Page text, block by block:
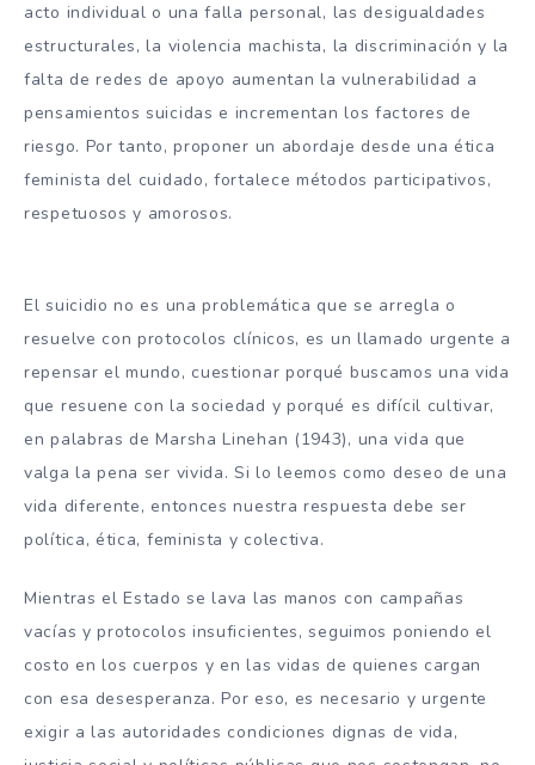
acto individual o una falla personal, las desigualdades
estructurales, la violencia machista, la discriminación y la
falta de redes de apoyo aumentan la vulnerabilidad a
pensamientos suicidas e incrementan los factores de
riesgo. Por tanto, proponer un abordaje desde una ética
feminista del cuidado, fortalece métodos participativos,
respetuosos y amorosos.
El suicidio no es una problemática que se arregla o
resuelve con protocolos clínicos, es un llamado urgente a
repensar el mundo, cuestionar porqué buscamos una vida
que resuene con la sociedad y porqué es difícil cultivar,
en palabras de Marsha Linehan (1943), una vida que
valga la pena ser vivida. Si lo leemos como deseo de una
vida diferente, entonces nuestra respuesta debe ser
política, ética, feminista y colectiva.
Mientras el Estado se lava las manos con campañas
vacías y protocolos insuficientes, seguimos poniendo el
costo en los cuerpos y en las vidas de quienes cargan
con esa desesperanza. Por eso, es necesario y urgente
exigir a las autoridades condiciones dignas de vida,